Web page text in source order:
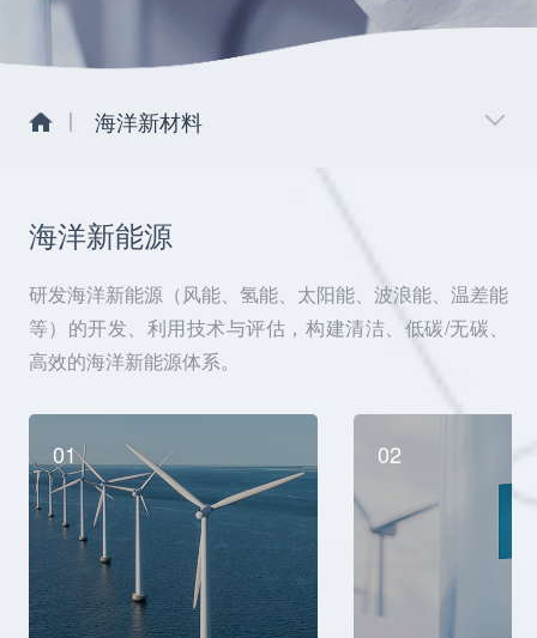
海洋新能源
研发海洋新能源（风能、氢能、太阳能、波浪能、温差能
等）的开发、利用技术与评估，构建清洁、低碳/无碳、
高效的海洋新能源体系。
01 02